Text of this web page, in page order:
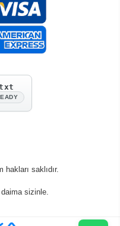
saklıdır.
sizinle.